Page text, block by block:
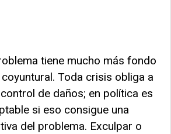
tiene mucho más fondo
Toda crisis obliga a
de daños; en política es
si eso consigue una
del problema. Exculpar o